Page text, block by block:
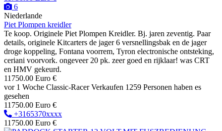
6
Niederlande
Piet Plompen kreidler
Te koop. Originele Piet Plompen Kreidler. Bj. jaren zeventig. Paar
details, originele Kitcarters de jager 6 versnellingsbak en de jager
droge koppeling, Fontana voorrem, Tyron electronische ontsteking,
ceriani voorvork. ongeveer 20 pk. zeer goed en rijklaar! was CRT
en HMV gekeurd.
11750.00 Euro €
vor 1 Woche Classic-Racer Verkaufen 1259 Personen haben es
gesehen
11750.00 Euro €
+3165370xxxx
11750.00 Euro €